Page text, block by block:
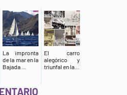
La impronta
de la mar en la
Bajada ...
El carro
alegórico y
triunfal en la...